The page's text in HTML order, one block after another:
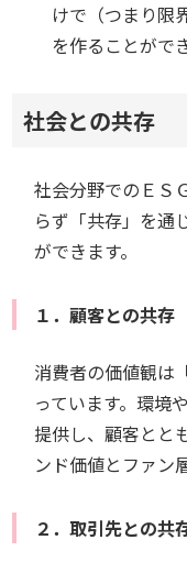
けで（つまり限
を作ることがで
社会との共存
社会分野でのＥＳ
らず「共存」を通
ができます。
１．顧客との共存
消費者の価値観は
っています。環境
提供し、顧客とと
ンド価値とファン
２．取引先との共